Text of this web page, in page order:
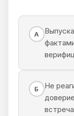
А
Б
Не